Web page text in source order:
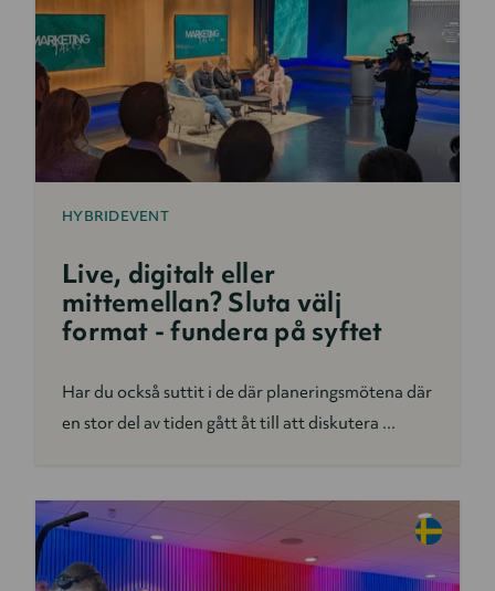
HYBRIDEVENT
Live, digitalt eller
mittemellan? Sluta välj
format - fundera på syftet
Har du också suttit i de där planeringsmötena där
en stor del av tiden gått åt till att diskutera ...